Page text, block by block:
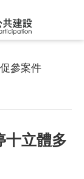
參案件
十立體多